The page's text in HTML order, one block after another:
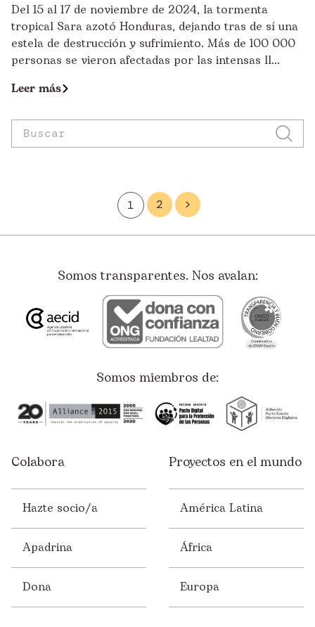
Del 15 al 17 de noviembre de 2024, la tormenta
tropical Sara azotó Honduras, dejando tras de sí una
estela de destrucción y sufrimiento. Más de 100 000
personas se vieron afectadas por las intensas ll...
Leer más
1 2 >
Somos transparentes. Nos avalan:
Somos miembros de:
Colabora
Hazte socio/a
Apadrina
Dona
Proyectos en el mundo
América Latina
África
Europa